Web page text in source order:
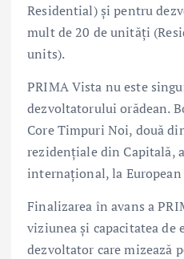
Residential) și pentru
mult de 20 de unități
units).
PRIMA Vista nu este
dezvoltatorului orădean.
Core Timpuri Noi, două
rezidențiale din Capitală,
internațional, la European
Finalizarea în avans a
viziunea și capacitatea de
dezvoltator care mizează